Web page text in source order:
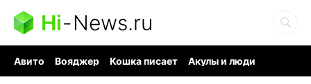
Hi-News.ru
Авито Вояджер Кошка писает
Акулы и люди